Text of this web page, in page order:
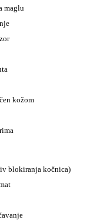
maglu
kožom
blokiranja kočnica)